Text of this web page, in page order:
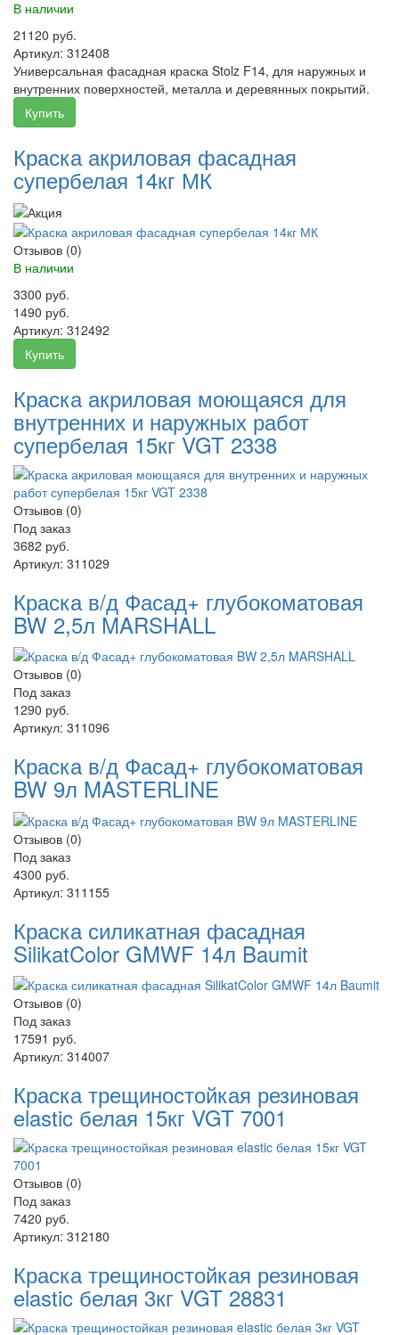
В наличии
21120 руб.
Артикул: 312408
Универсальная фасадная краска Stolz F14, для наружных и
внутренних поверхностей, металла и деревянных покрытий.
Купить
Краска акриловая фасадная
супербелая 14кг МК
Отзывов (0)
В наличии
3300 руб.
1490 руб.
Артикул: 312492
Купить
Краска акриловая моющаяся для
внутренних и наружных работ
супербелая 15кг VGT 2338
Отзывов (0)
Под заказ
3682 руб.
Артикул: 311029
Краска в/д Фасад+ глубокоматовая
BW 2,5л MARSHALL
Отзывов (0)
Под заказ
1290 руб.
Артикул: 311096
Краска в/д Фасад+ глубокоматовая
BW 9л MASTERLINE
Отзывов (0)
Под заказ
4300 руб.
Артикул: 311155
Краска силикатная фасадная
SilikatColor GMWF 14л Baumit
Отзывов (0)
Под заказ
17591 руб.
Артикул: 314007
Краска трещиностойкая резиновая
elastic белая 15кг VGT 7001
Отзывов (0)
Под заказ
7420 руб.
Артикул: 312180
Краска трещиностойкая резиновая
elastic белая 3кг VGT 28831